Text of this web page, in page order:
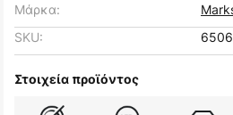
Μάρκα:
SKU:
Στοιχεία προϊόντος